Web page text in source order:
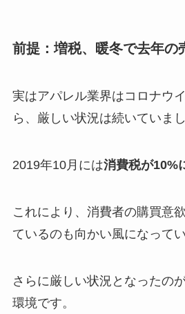
前提：増税、暖冬で去年の
実はアパレル業界はコロナウ
ら、厳しい状況は続いていまし
2019年10月には消費税が10%
これにより、消費者の購買意
ているのも向かい風になってい
さらに厳しい状況となったの
環境です。